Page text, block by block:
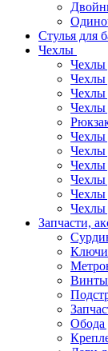
Стулья для
Чехлы
Чехлы
Чехлы
Чехлы
Чехлы
Чехлы
Чехлы
Чехлы
Чехлы
Чехлы
Чехлы
Запчасти,
Ключи
Винты
Обода